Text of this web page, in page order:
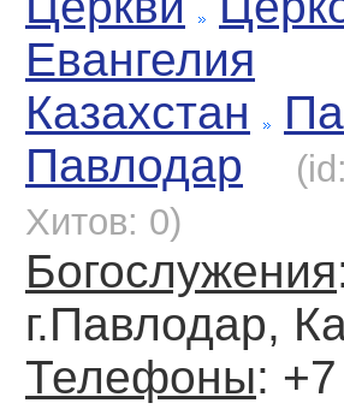
Евангелия
Казахстан
Павлодар
Хитов: 0)
Богослужения
г.Павлодар,
Телефоны: